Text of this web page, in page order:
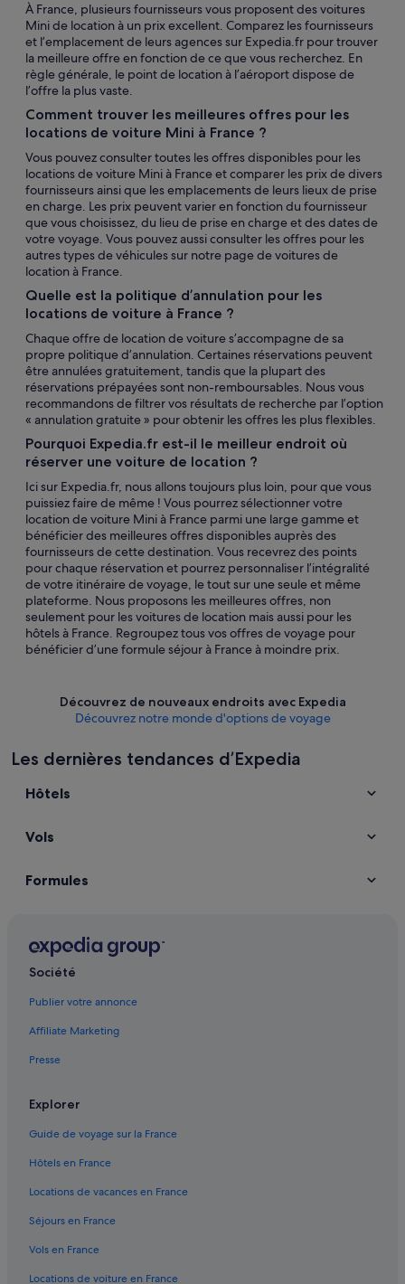
À France, plusieurs fournisseurs vous proposent des voitures
Mini de location à un prix excellent. Comparez les fournisseurs
et l’emplacement de leurs agences sur Expedia.fr pour trouver
la meilleure offre en fonction de ce que vous recherchez. En
règle générale, le point de location à l’aéroport dispose de
l’offre la plus vaste.
Comment trouver les meilleures offres pour les
locations de voiture Mini à France ?
Vous pouvez consulter toutes les offres disponibles pour les
locations de voiture Mini à France et comparer les prix de divers
fournisseurs ainsi que les emplacements de leurs lieux de prise
en charge. Les prix peuvent varier en fonction du fournisseur
que vous choisissez, du lieu de prise en charge et des dates de
votre voyage. Vous pouvez aussi consulter les offres pour les
autres types de véhicules sur notre page de voitures de
location à France.
Quelle est la politique d’annulation pour les
locations de voiture à France ?
Chaque offre de location de voiture s’accompagne de sa
propre politique d’annulation. Certaines réservations peuvent
être annulées gratuitement, tandis que la plupart des
réservations prépayées sont non-remboursables. Nous vous
recommandons de filtrer vos résultats de recherche par l’option
« annulation gratuite » pour obtenir les offres les plus flexibles.
Pourquoi Expedia.fr est-il le meilleur endroit où
réserver une voiture de location ?
Ici sur Expedia.fr, nous allons toujours plus loin, pour que vous
puissiez faire de même ! Vous pourrez sélectionner votre
location de voiture Mini à France parmi une large gamme et
bénéficier des meilleures offres disponibles auprès des
fournisseurs de cette destination. Vous recevrez des points
pour chaque réservation et pourrez personnaliser l’intégralité
de votre itinéraire de voyage, le tout sur une seule et même
plateforme. Nous proposons les meilleures offres, non
seulement pour les voitures de location mais aussi pour les
hôtels à France. Regroupez tous vos offres de voyage pour
bénéficier d’une formule séjour à France à moindre prix.
Découvrez de nouveaux endroits avec Expedia
Découvrez notre monde d'options de voyage
Les dernières tendances d’Expedia
Hôtels
Vols
Formules
Société
Publier votre annonce
Affiliate Marketing
Presse
Explorer
Guide de voyage sur la France
Hôtels en France
Locations de vacances en France
Séjours en France
Vols en France
Locations de voiture en France